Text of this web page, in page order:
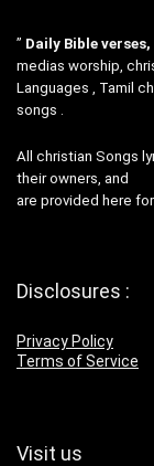
” Daily Bible
medias worship,
Languages , Tamil
songs .
All christian Songs
their owners, and
are provided here
Disclosures :
Privacy Policy
Terms of Service
Visit us